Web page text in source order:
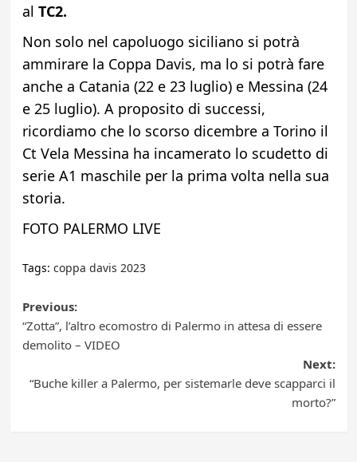
al TC2.
Non solo nel capoluogo siciliano si potrà
ammirare la Coppa Davis, ma lo si potrà fare
anche a Catania (22 e 23 luglio) e Messina (24
e 25 luglio). A proposito di successi,
ricordiamo che lo scorso dicembre a Torino il
Ct Vela Messina ha incamerato lo scudetto di
serie A1 maschile per la prima volta nella sua
storia.
FOTO PALERMO LIVE
Tags: coppa davis 2023
Post
navigation
Previous:
“Zotta”, l’altro ecomostro di Palermo in attesa di essere
demolito – VIDEO
Next:
“Buche killer a Palermo, per sistemarle deve scapparci il
morto?”